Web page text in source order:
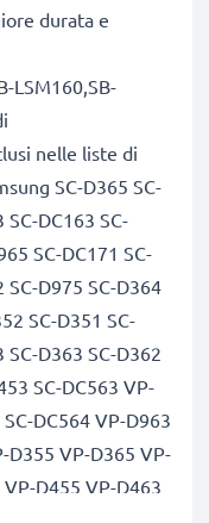
durata e
LSM160,SB-
nelle liste di
SC-D365 SC-
SC-DC163 SC-
SC-DC171 SC-
SC-D975 SC-D364
SC-D351 SC-
SC-D363 SC-D362
SC-DC563 VP-
DC564 VP-D963
D355 VP-D365 VP-
D455 VP-D463